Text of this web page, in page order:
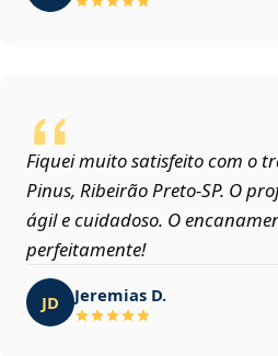
Fiquei muito satisfeito com o
Pinus, Ribeirão Preto‑SP. O
ágil e cuidadoso. O
perfeitamente!
JD Jeremias D.